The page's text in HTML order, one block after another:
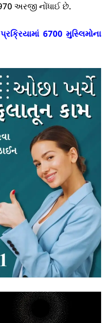
અરજી નોંધાઈ છે.
6700 મુસ્લિમોના